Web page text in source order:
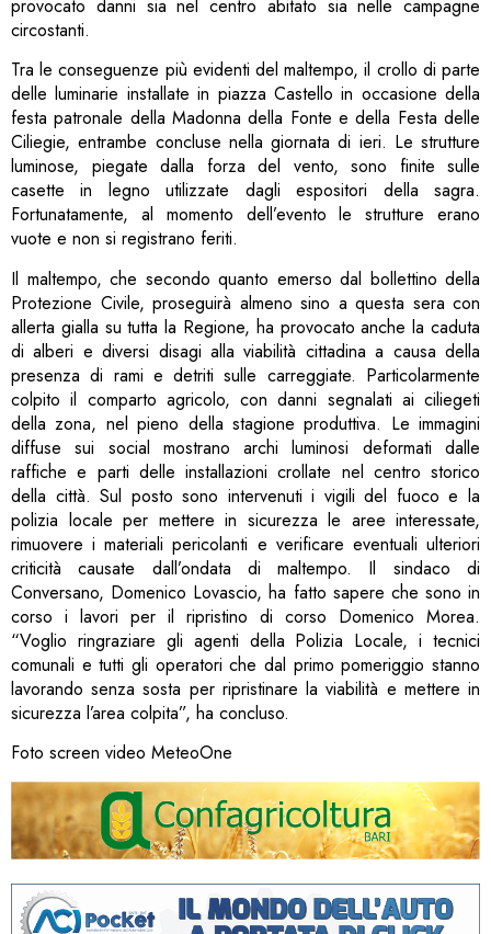
provocato danni sia nel centro abitato sia nelle campagne
circostanti.
Tra le conseguenze più evidenti del maltempo, il crollo di parte
delle luminarie installate in piazza Castello in occasione della
festa patronale della Madonna della Fonte e della Festa delle
Ciliegie, entrambe concluse nella giornata di ieri. Le strutture
luminose, piegate dalla forza del vento, sono finite sulle
casette in legno utilizzate dagli espositori della sagra.
Fortunatamente, al momento dell’evento le strutture erano
vuote e non si registrano feriti.
Il maltempo, che secondo quanto emerso dal bollettino della
Protezione Civile, proseguirà almeno sino a questa sera con
allerta gialla su tutta la Regione, ha provocato anche la caduta
di alberi e diversi disagi alla viabilità cittadina a causa della
presenza di rami e detriti sulle carreggiate. Particolarmente
colpito il comparto agricolo, con danni segnalati ai ciliegeti
della zona, nel pieno della stagione produttiva. Le immagini
diffuse sui social mostrano archi luminosi deformati dalle
raffiche e parti delle installazioni crollate nel centro storico
della città. Sul posto sono intervenuti i vigili del fuoco e la
polizia locale per mettere in sicurezza le aree interessate,
rimuovere i materiali pericolanti e verificare eventuali ulteriori
criticità causate dall’ondata di maltempo. Il sindaco di
Conversano, Domenico Lovascio, ha fatto sapere che sono in
corso i lavori per il ripristino di corso Domenico Morea.
“Voglio ringraziare gli agenti della Polizia Locale, i tecnici
comunali e tutti gli operatori che dal primo pomeriggio stanno
lavorando senza sosta per ripristinare la viabilità e mettere in
sicurezza l’area colpita”, ha concluso.
Foto screen video MeteoOne